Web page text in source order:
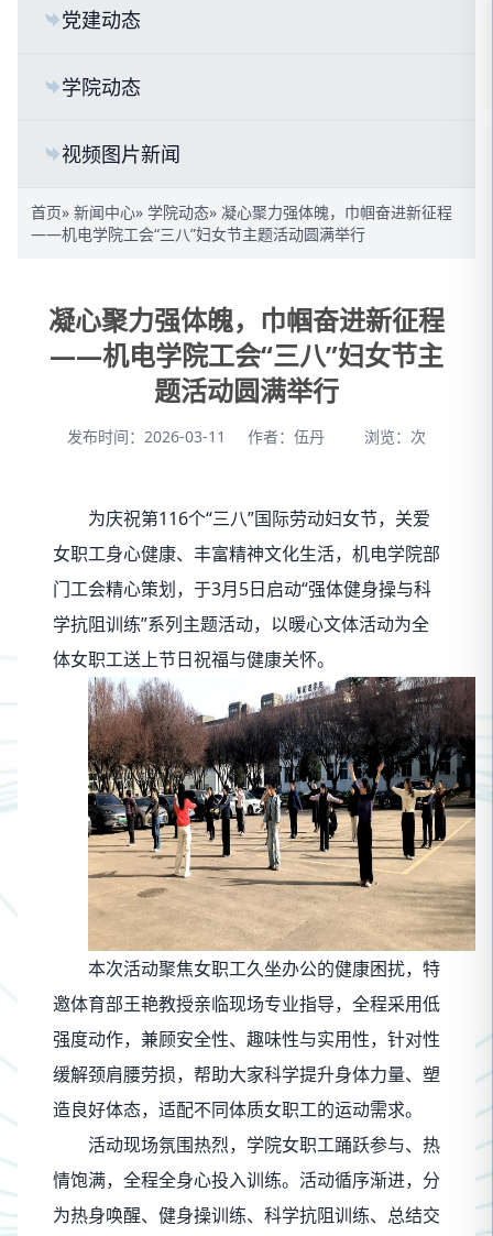
党建动态
学院动态
视频图片新闻
首页» 新闻中心» 学院动态» 凝心聚力强体魄，巾帼奋进新征程
——机电学院工会“三八”妇女节主题活动圆满举行
凝心聚力强体魄，巾帼奋进新征程
——机电学院工会“三八”妇女节主
题活动圆满举行
发布时间：2026-03-11 作者：伍丹 浏览： 次
为庆祝第116个“三八”国际劳动妇女节，关爱
女职工身心健康、丰富精神文化生活，机电学院部
门工会精心策划，于3月5日启动“强体健身操与科
学抗阻训练”系列主题活动，以暖心文体活动为全
体女职工送上节日祝福与健康关怀。
本次活动聚焦女职工久坐办公的健康困扰，特
邀体育部王艳教授亲临现场专业指导，全程采用低
强度动作，兼顾安全性、趣味性与实用性，针对性
缓解颈肩腰劳损，帮助大家科学提升身体力量、塑
造良好体态，适配不同体质女职工的运动需求。
活动现场氛围热烈，学院女职工踊跃参与、热
情饱满，全程全身心投入训练。活动循序渐进，分
为热身唤醒、健身操训练、科学抗阻训练、总结交